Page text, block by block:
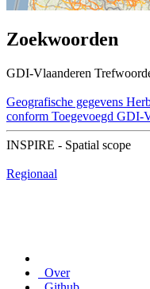
Zoekwoorden
GDI-Vlaanderen
Geografische gegevens
conform Toegevoegd GDI-
INSPIRE - Spatial scope
Regionaal
Over